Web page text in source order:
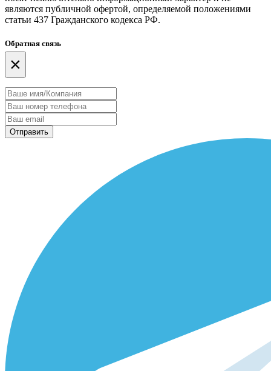
являются публичной офертой, определяемой положениями
статьи 437 Гражданского кодекса РФ.
Обратная связь
×
Отправить